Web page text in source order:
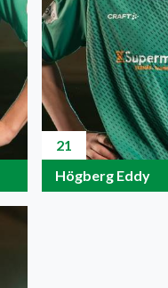
21
Högberg Eddy